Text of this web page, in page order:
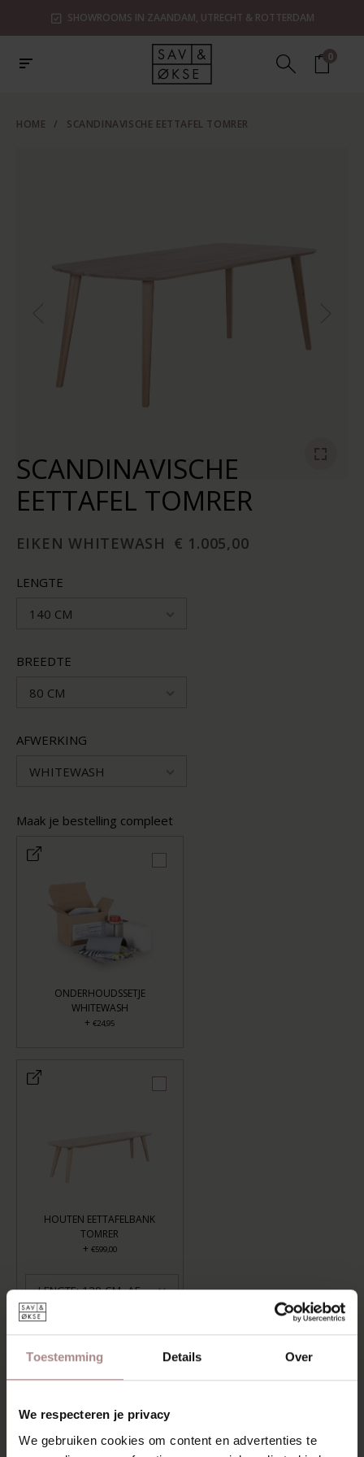
Toestemming Details Over
We respecteren je privacy
We gebruiken cookies om content en advertenties te
SHOWROOMS IN ZAANDAM, UTRECHT & ROTTERDAM
0
HOME / SCANDINAVISCHE EETTAFEL TOMRER
SCANDINAVISCHE
EETTAFEL TOMRER
EIKEN WHITEWASH € 1.005,00
LENGTE
140 CM
BREEDTE
80 CM
AFWERKING
WHITEWASH
Maak je bestelling compleet
ONDERHOUDSSETJE
WHITEWASH
+ €24,95
HOUTEN EETTAFELBANK
TOMRER
+ €599,00
LENGTE: 120 CM, AFWERKING: WHITEWASH
Aan verlanglijst toevoegen
Levertijd: 6-8 weken
OMSCHRIJVING